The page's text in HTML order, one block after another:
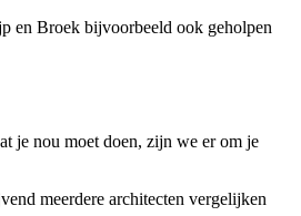
en Broek bijvoorbeeld ook geholpen
je nou moet doen, zijn we er om je
meerdere architecten vergelijken